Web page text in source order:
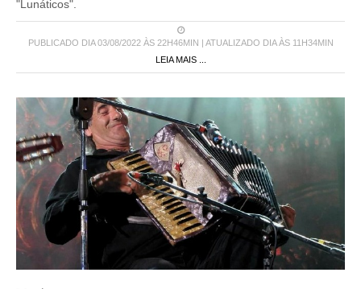
PUBLICADO DIA 03/08/2022 ÀS 22H46MIN | ATUALIZADO DIA ÀS 11H34MIN
LEIA MAIS ...